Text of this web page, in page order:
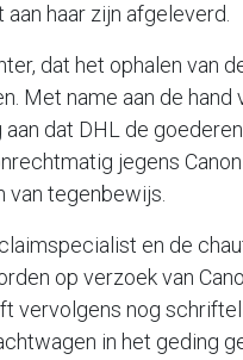
haar zijn afgeleverd.
dat het ophalen van
Met name aan de hand
dat DHL de
jegens
tegenbewijs.
en de
op verzoek van
vervolgens nog
in het geding